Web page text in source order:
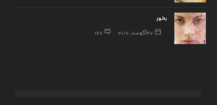
بخور
27 آگوست, 2017 167